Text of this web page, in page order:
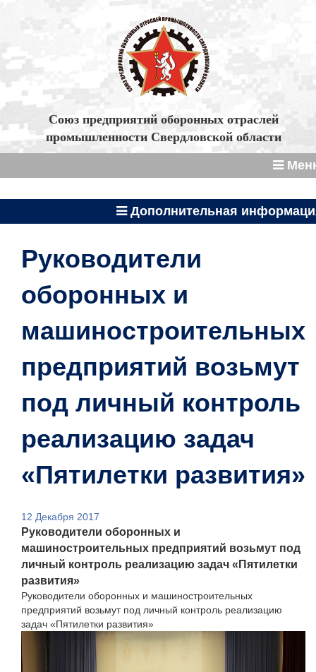
Союз предприятий оборонных отраслей
промышленности Свердловской области
Дополнительная
Руководители
оборонных и
машиностроительных
предприятий возьмут
под личный контроль
реализацию задач
«Пятилетки развития»
12 Декабря 2017
Руководители оборонных и
машиностроительных предприятий возьмут под
личный контроль реализацию задач «Пятилетки
развития»
Руководители оборонных и машиностроительных
предприятий возьмут под личный контроль реализацию
задач «Пятилетки развития»